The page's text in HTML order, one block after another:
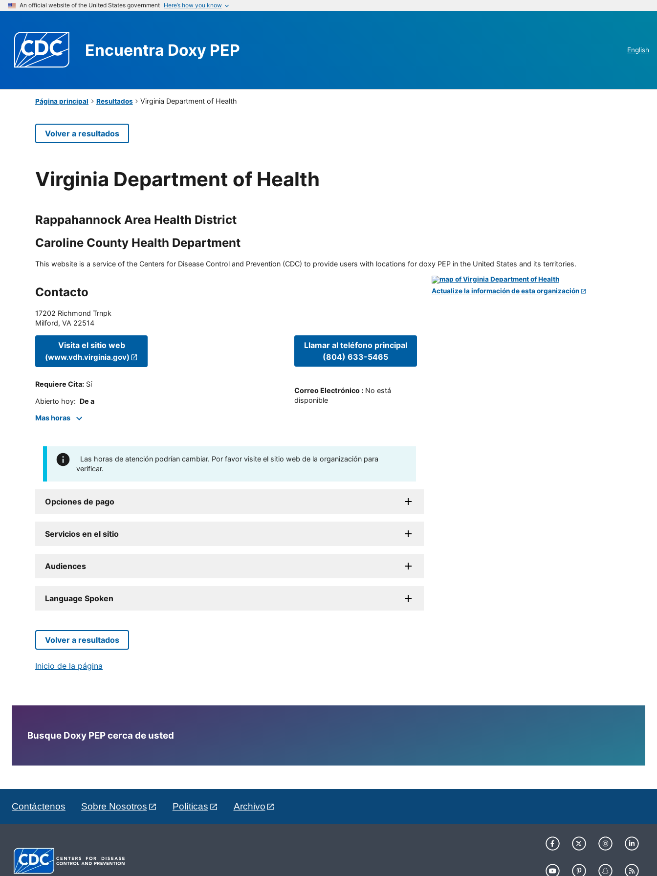
An official website of the United States government Here’s how you know
Encuentra Doxy PEP English
Página principal Resultados Virginia Department of Health
Volver a resultados
Virginia Department of Health
Rappahannock Area Health District
Caroline County Health Department
This website is a service of the Centers for Disease Control and Prevention (CDC) to provide users with locations for doxy PEP in the United States and its territories.
Contacto
17202 Richmond Trnpk
Milford, VA 22514
Visita el sitio web
(www.vdh.virginia.gov)
Requiere Cita: Sí
Abierto hoy: De a
Mas horas
Llamar al teléfono principal
(804) 633-5465
Correo Electrónico: No está
disponible
Las horas de atención podrían cambiar. Por favor visite el sitio web de la organización para
verificar.
Opciones de pago
Servicios en el sitio
Audiences
Language Spoken
Actualize la información de esta organización
Volver a resultados
Inicio de la página
Busque Doxy PEP cerca de usted
Contáctenos Sobre Nosotros Políticas Archivo